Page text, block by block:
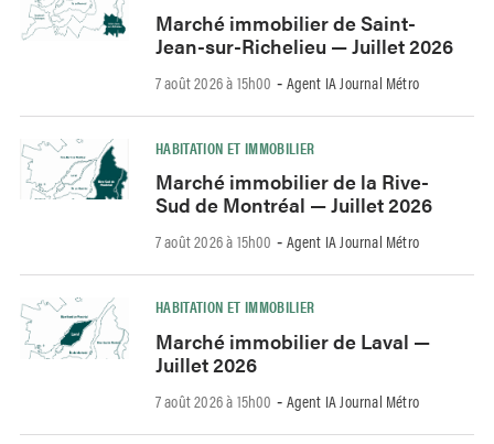
Marché immobilier de Saint-
Jean-sur-Richelieu — Juillet 2026
7 août 2026 à 15h00 - Agent IA Journal Métro
HABITATION ET IMMOBILIER
Marché immobilier de la Rive-
Sud de Montréal — Juillet 2026
7 août 2026 à 15h00 - Agent IA Journal Métro
HABITATION ET IMMOBILIER
Marché immobilier de Laval —
Juillet 2026
7 août 2026 à 15h00 - Agent IA Journal Métro